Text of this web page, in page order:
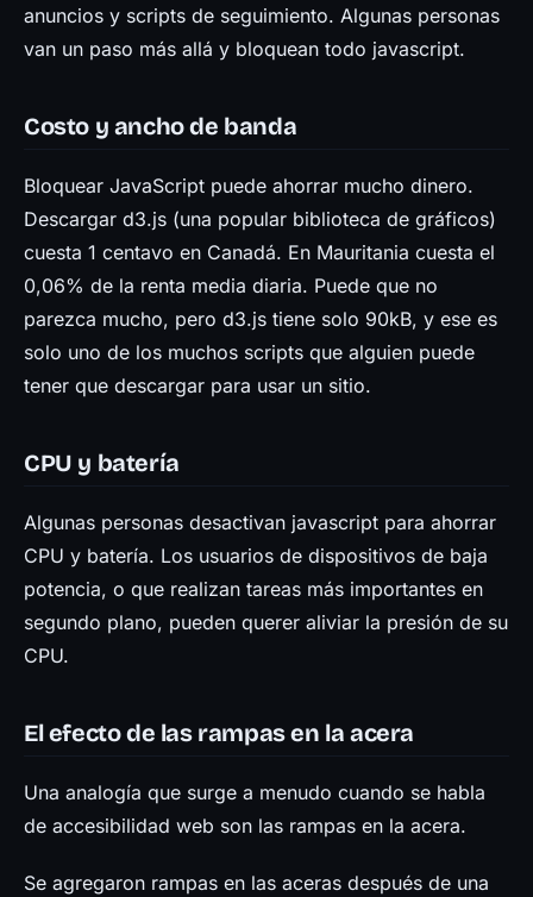
anuncios y scripts de seguimiento. Algunas personas
van un paso más allá y bloquean todo javascript.
Costo y ancho de banda
Bloquear JavaScript puede ahorrar mucho dinero.
Descargar d3.js (una popular biblioteca de gráficos)
cuesta 1 centavo en Canadá. En Mauritania cuesta el
0,06% de la renta media diaria. Puede que no
parezca mucho, pero d3.js tiene solo 90kB, y ese es
solo uno de los muchos scripts que alguien puede
tener que descargar para usar un sitio.
CPU y batería
Algunas personas desactivan javascript para ahorrar
CPU y batería. Los usuarios de dispositivos de baja
potencia, o que realizan tareas más importantes en
segundo plano, pueden querer aliviar la presión de su
CPU.
El efecto de las rampas en la acera
Una analogía que surge a menudo cuando se habla
de accesibilidad web son las rampas en la acera.
Se agregaron rampas en las aceras después de una